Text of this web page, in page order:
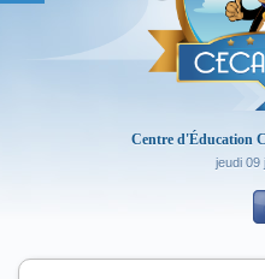
Centre d'Éducation
jeudi 09